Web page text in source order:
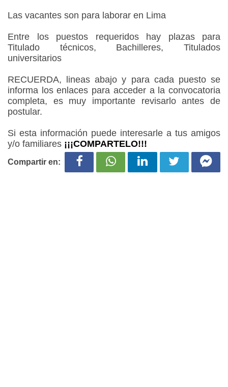
Las vacantes son para laborar en Lima
Entre los puestos requeridos hay plazas para
Titulado técnicos, Bachilleres, Titulados
universitarios
RECUERDA, lineas abajo y para cada puesto se
informa los enlaces para acceder a la convocatoria
completa, es muy importante revisarlo antes de
postular.
Si esta información puede interesarle a tus amigos
y/o familiares ¡¡¡COMPARTELO!!!
Compartir en: